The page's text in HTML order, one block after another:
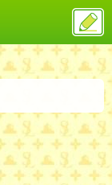
ス
投
稿